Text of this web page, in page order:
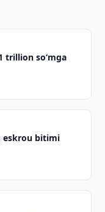
trillion so‘mga
eskrou bitimi